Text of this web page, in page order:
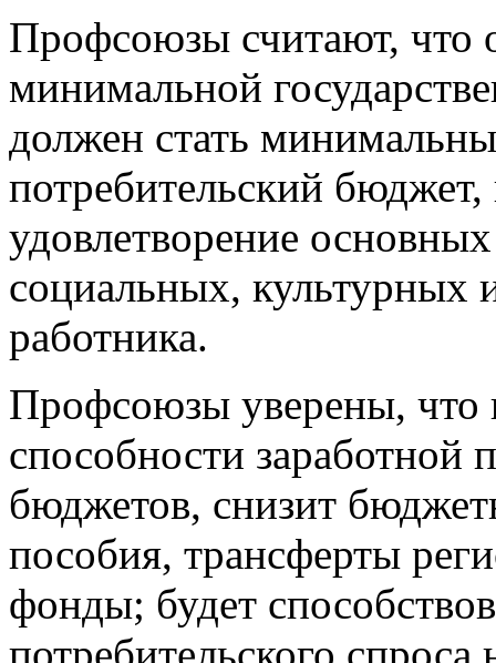
Профсоюзы считают, что
минимальной
должен стать
потребительский
удовлетворение
социальных, культурных
работника.
Профсоюзы уверены, что
способности заработной
бюджетов, снизит
пособия, трансферты
фонды; будет
потребительского